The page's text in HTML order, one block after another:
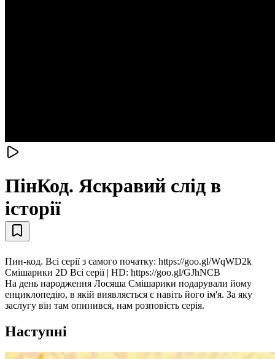
ПінКод. Яскравий слід в
історії
Пин-код. Всі серії з самого початку: https://goo.gl/WqWD2k
Смiшарики 2D Всі серії | HD: https://goo.gl/GJhNCB
На день народження Лосяша Смішарики подарували йому
енциклопедію, в якій виявляється є навіть його ім'я. За яку
заслугу він там опинився, нам розповість серія.
Наступні